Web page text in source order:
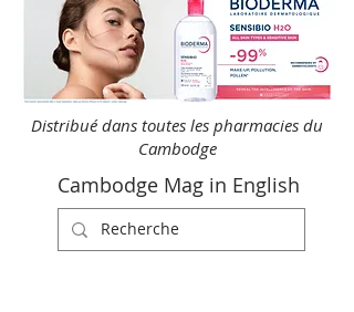
Distribué dans toutes les pharmacies du
Cambodge
Cambodge Mag in English